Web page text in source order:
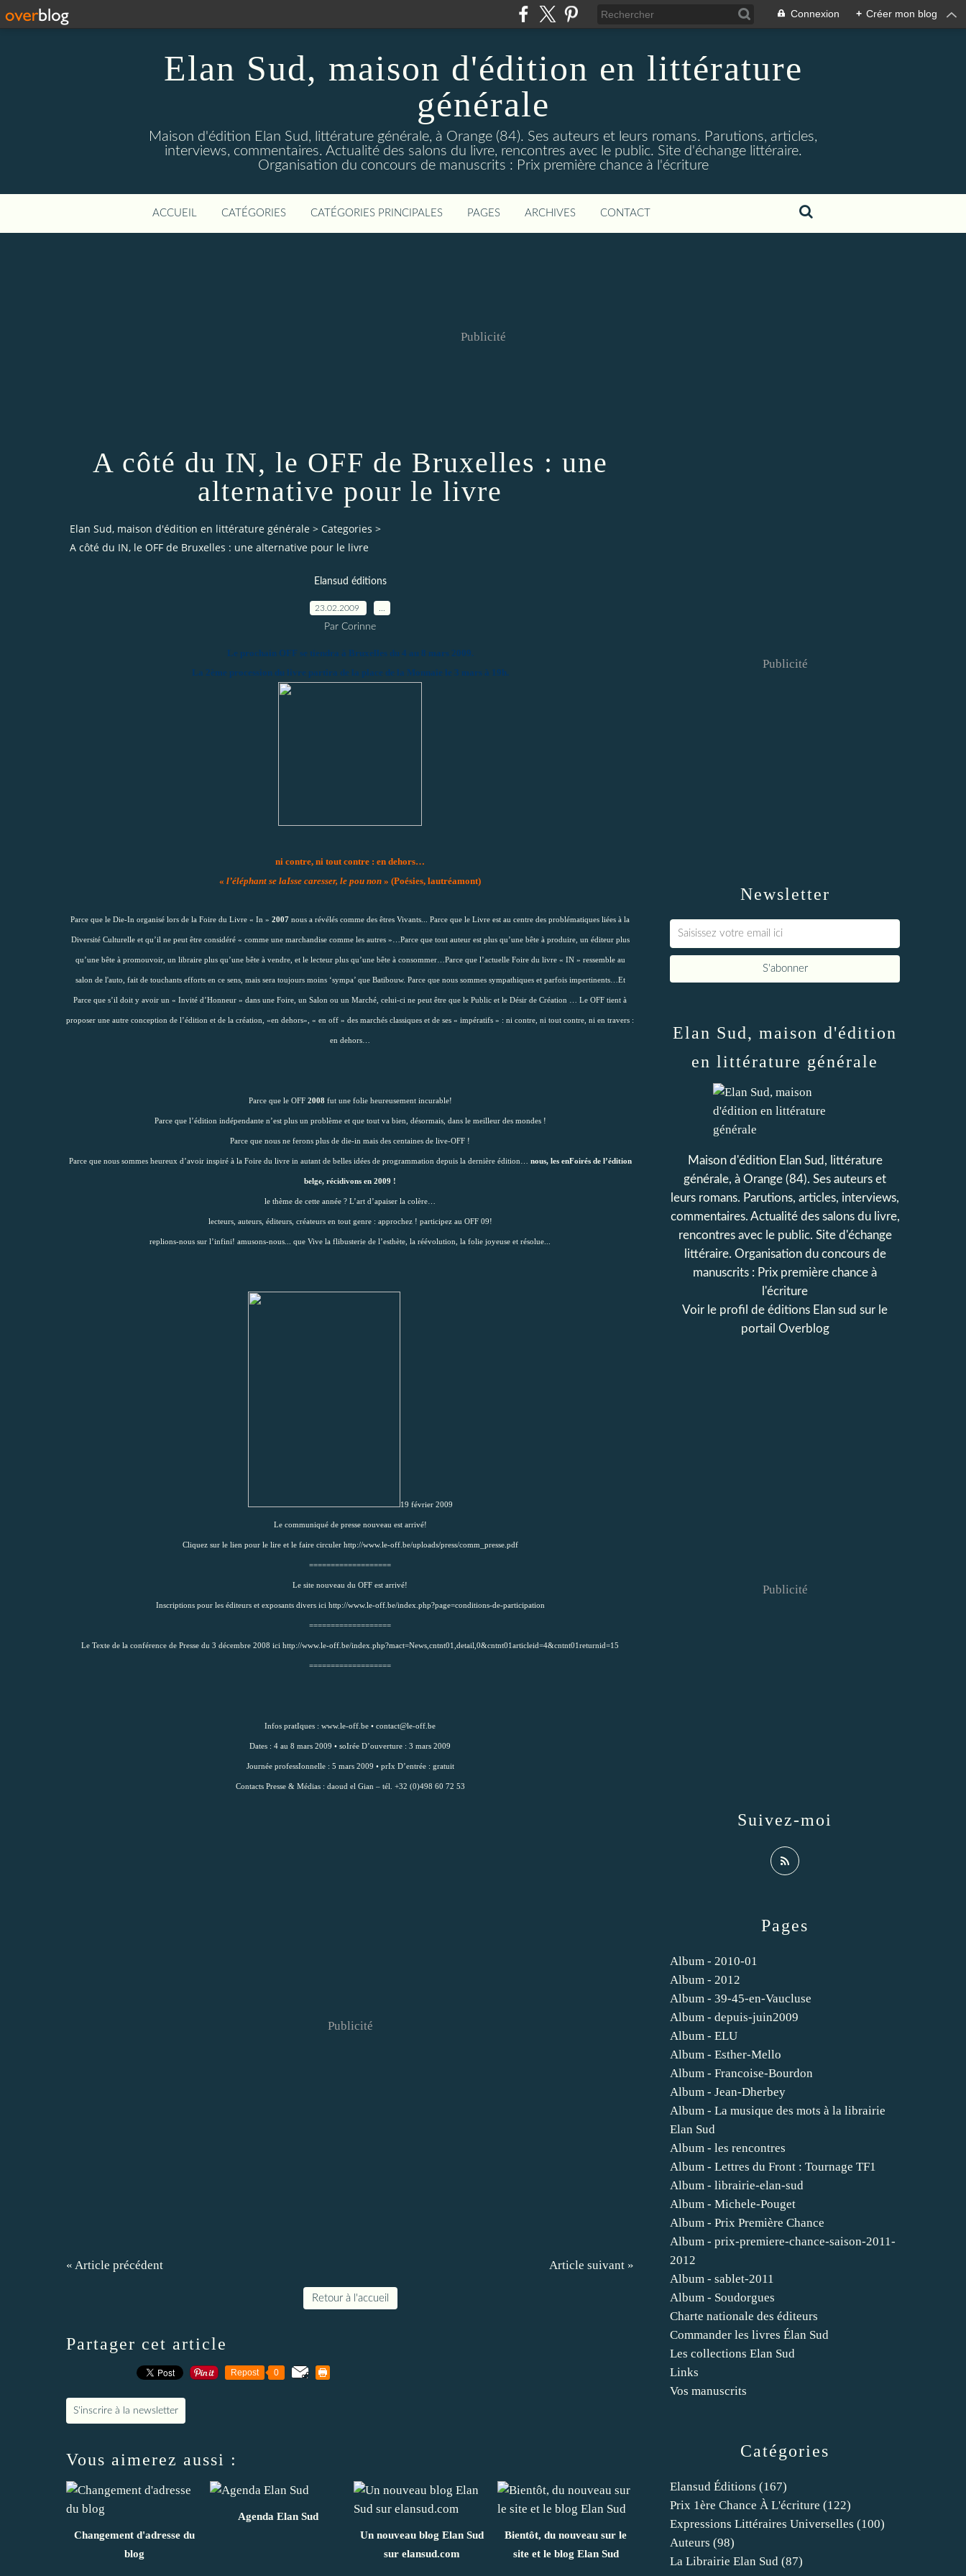
Connexion + Créer mon blog
Elan Sud, maison d'édition en littérature
générale
Maison d'édition Elan Sud, littérature générale, à Orange (84). Ses auteurs et leurs romans. Parutions, articles,
interviews, commentaires. Actualité des salons du livre, rencontres avec le public. Site d'échange littéraire.
Organisation du concours de manuscrits : Prix première chance à l'écriture
ACCUEIL CATÉGORIES CATÉGORIES PRINCIPALES PAGES ARCHIVES CONTACT
Publicité
A côté du IN, le OFF de Bruxelles : une
alternative pour le livre
Elan Sud, maison d'édition en littérature générale > Categories >
A côté du IN, le OFF de Bruxelles : une alternative pour le livre
Elansud éditions
23.02.2009
Par Corinne
Le prochain OFF se tiendra à Bruxelles du 4 au 8 mars 2009.
La 2ème procession du livre partira de la place de la Monnaie le 3 mars à 19h.
ni contre, ni tout contre : en dehors…
« l’éléphant se laIsse caresser, le pou non » (Poésies, lautréamont)
Parce que le Die-In organisé lors de la Foire du Livre « In » 2007 nous a révélés comme des êtres Vivants... Parce que le Livre est au centre des problématiques liées à la
Diversité Culturelle et qu’il ne peut être considéré « comme une marchandise comme les autres »…Parce que tout auteur est plus qu’une bête à produire, un éditeur plus
qu’une bête à promouvoir, un libraire plus qu’une bête à vendre, et le lecteur plus qu’une bête à consommer…Parce que l’actuelle Foire du livre « IN » ressemble au
salon de l'auto, fait de touchants efforts en ce sens, mais sera toujours moins ‘sympa’ que Batibouw. Parce que nous sommes sympathiques et parfois impertinents…Et
Parce que s’il doit y avoir un « Invité d’Honneur » dans une Foire, un Salon ou un Marché, celui-ci ne peut être que le Public et le Désir de Création … Le OFF tient à
proposer une autre conception de l’édition et de la création, «en dehors», « en off » des marchés classiques et de ses « impératifs » : ni contre, ni tout contre, ni en travers :
en dehors…
Parce que le OFF 2008fut une folie heureusement incurable!
Parce que l’édition indépendante n’est plus un problème et que tout va bien, désormais, dans le meilleur des mondes !
Parce que nous ne ferons plus de die-in mais des centaines de live-OFF !
Parce que nous sommes heureux d’avoir inspiré à la Foire du livre in autant de belles idées de programmation depuis la dernière édition… nous, les enFoirés de l’édition
belge, récidivons en 2009 !
le thème de cette année ? L’art d’apaiser la colère…
lecteurs, auteurs, éditeurs, créateurs en tout genre : approchez ! participez au OFF 09!
replions-nous sur l’infini! amusons-nous... que Vive la flibusterie de l’esthète, la réévolution, la folie joyeuse et résolue...
19 février 2009
Le communiqué de presse nouveau est arrivé!
Cliquez sur le lien pour le lire et le faire circuler http://www.le-off.be/uploads/press/comm_presse.pdf
===================
Le site nouveau du OFF est arrivé!
Inscriptions pour les éditeurs et exposants divers ici http://www.le-off.be/index .php?page=conditions-de-participation
===================
Le Texte de la conférence de Presse du 3 décembre 2008 ici http://www.le-off.be/index .php?mact=News,cntnt01,detail,0&cntnt01articleid=4&cntnt01returnid=15
===================
Infos pratIques : www.le-off.be • contact@le-off.be
Dates : 4 au 8 mars 2009 • soIrée D’ouverture : 3 mars 2009
Journée professIonnelle : 5 mars 2009 • prIx D’entrée : gratuit
Contacts Presse & Médias : daoud el Gian – tél. +32 (0)498 60 72 53
Publicité
« Article précédent Article suivant »
Retour à l'accueil
Partager cet article
Repost 0
S'inscrire à la newsletter
Vous aimerez aussi :
Changement d'adresse du
blog
Agenda Elan Sud
Un nouveau blog Elan Sud
sur elansud.com
Bientôt, du nouveau sur le
site et le blog Elan Sud
Newsletter
Publicité
Catégories
Elansud Éditions (167)
Prix 1ère Chance À L'écriture (122)
Expressions Littéraires Universelles (100)
Auteurs (98)
La Librairie Elan Sud (87)
Pages
Album - 2010-01
Album - 2012
Album - 39-45-en-Vaucluse
Album - depuis-juin2009
Album - ELU
Album - Esther-Mello
Album - Francoise-Bourdon
Album - Jean-Dherbey
Album - La musique des mots à la librairie
Elan Sud
Album - les rencontres
Album - Lettres du Front : Tournage TF1
Album - librairie-elan-sud
Album - Michele-Pouget
Album - Prix Première Chance
Album - prix-premiere-chance-saison-2011-
2012
Album - sablet-2011
Album - Soudorgues
Charte nationale des éditeurs
Commander les livres Élan Sud
Les collections Elan Sud
Links
Vos manuscrits
Elan Sud, maison d'édition
en littérature générale
Maison d'édition Elan Sud, littérature
générale, à Orange (84). Ses auteurs et
leurs romans. Parutions, articles, interviews,
commentaires. Actualité des salons du livre,
rencontres avec le public. Site d'échange
littéraire. Organisation du concours de
manuscrits : Prix première chance à
l'écriture
Voir le profil de éditions Elan sud sur le
portail Overblog
Suivez-moi
Publicité